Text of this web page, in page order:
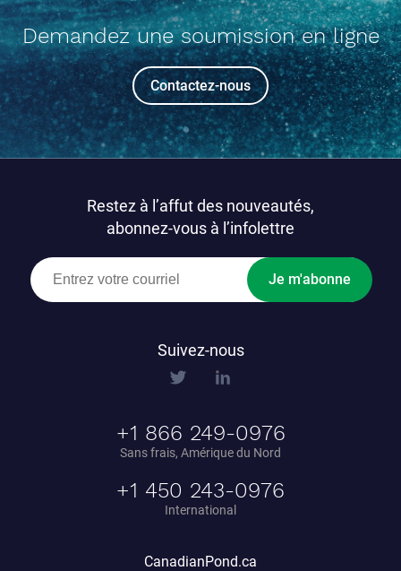
Demandez une soumission en ligne
Contactez-nous
Restez à l’affut des nouveautés,
abonnez-vous à l’infolettre
Je m'abonne
Suivez-nous
+1 866 249-0976
Sans frais, Amérique du Nord
+1 450 243-0976
International
CanadianPond.ca